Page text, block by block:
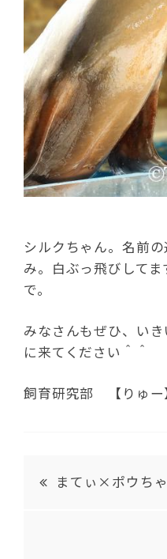
シルクちゃん。名前
み。白ぶっ飛びして
で。
みなさんもぜひ、い
に来てください＾＾
飼育研究部 【りゅー
まてぃ×ポウち